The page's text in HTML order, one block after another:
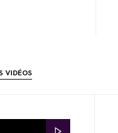
VIDÉOS